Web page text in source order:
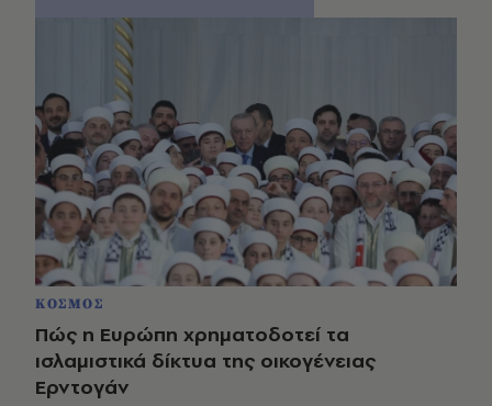
ΚΟΣΜΟΣ
Πώς η Ευρώπη χρηματοδοτεί τα
ισλαμιστικά δίκτυα της οικογένειας
Ερντογάν